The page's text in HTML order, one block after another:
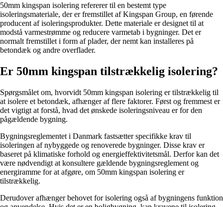
50mm kingspan isolering refererer til en bestemt type
isoleringsmateriale, der er fremstillet af Kingspan Group, en førende
producent af isoleringsprodukter. Dette materiale er designet til at
modstå varmestrømme og reducere varmetab i bygninger. Det er
normalt fremstillet i form af plader, der nemt kan installeres på
betondæk og andre overflader.
Er 50mm kingspan tilstrækkelig isolering?
Spørgsmålet om, hvorvidt 50mm kingspan isolering er tilstrækkelig til
at isolere et betondæk, afhænger af flere faktorer. Først og fremmest er
det vigtigt at forstå, hvad det ønskede isoleringsniveau er for den
pågældende bygning.
Bygningsreglementet i Danmark fastsætter specifikke krav til
isoleringen af ​​nybyggede og renoverede bygninger. Disse krav er
baseret på klimatiske forhold og energieffektivitetsmål. Derfor kan det
være nødvendigt at konsultere gældende bygningsreglement og
energiramme for at afgøre, om 50mm kingspan isolering er
tilstrækkelig.
Derudover afhænger behovet for isolering også af bygningens funktion